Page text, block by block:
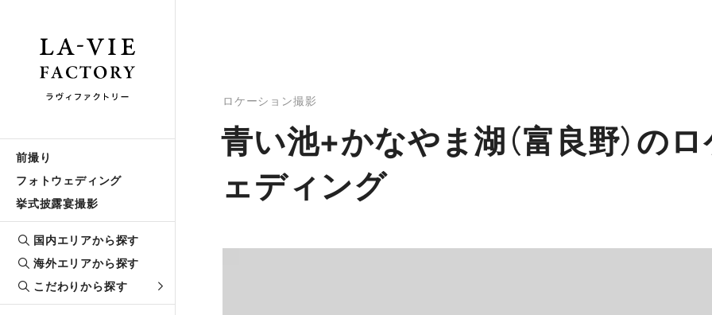
前撮り
フォトウェディング
挙式披露宴撮影
国内エリアから探す
海外エリアから探す
こだわりから探す
ロケーション撮影
青い池+かなやま湖（富良野）の
ェディング